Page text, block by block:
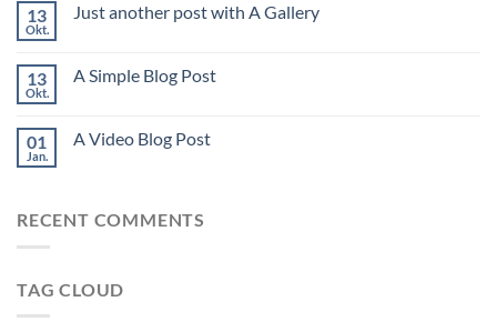
13
Okt.
Just another post with A Gallery
13
Okt.
A Simple Blog Post
01
Jan.
A Video Blog Post
RECENT COMMENTS
TAG CLOUD